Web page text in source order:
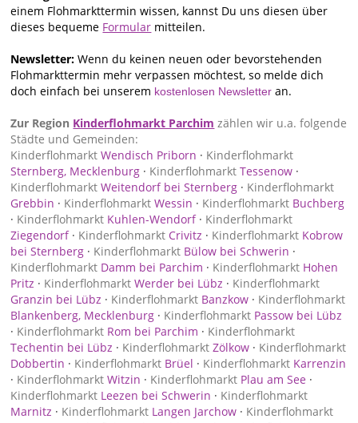
einem Flohmarkttermin wissen, kannst Du uns diesen über
dieses bequeme Formular mitteilen.
Newsletter: Wenn du keinen neuen oder bevorstehenden
Flohmarkttermin mehr verpassen möchtest, so melde dich
doch einfach bei unserem kostenlosen Newsletter an.
Zur Region Kinderflohmarkt Parchim zählen wir u.a. folgende
Städte und Gemeinden:
Kinderflohmarkt Wendisch Priborn · Kinderflohmarkt
Sternberg, Mecklenburg · Kinderflohmarkt Tessenow ·
Kinderflohmarkt Weitendorf bei Sternberg · Kinderflohmarkt
Grebbin · Kinderflohmarkt Wessin · Kinderflohmarkt Buchberg
· Kinderflohmarkt Kuhlen-Wendorf· Kinderflohmarkt
Ziegendorf· Kinderflohmarkt Crivitz · Kinderflohmarkt Kobrow
bei Sternberg · Kinderflohmarkt Bülow bei Schwerin ·
Kinderflohmarkt Damm bei Parchim · Kinderflohmarkt Hohen
Pritz · Kinderflohmarkt Werder bei Lübz · Kinderflohmarkt
Granzin bei Lübz · Kinderflohmarkt Banzkow · Kinderflohmarkt
Blankenberg, Mecklenburg · Kinderflohmarkt Passow bei Lübz
· Kinderflohmarkt Rom bei Parchim · Kinderflohmarkt
Techentin bei Lübz · Kinderflohmarkt Zölkow · Kinderflohmarkt
Dobbertin · Kinderflohmarkt Brüel · Kinderflohmarkt Karrenzin
· Kinderflohmarkt Witzin · Kinderflohmarkt Plau am See ·
Kinderflohmarkt Leezen bei Schwerin · Kinderflohmarkt
Marnitz · Kinderflohmarkt Langen Jarchow · Kinderflohmarkt